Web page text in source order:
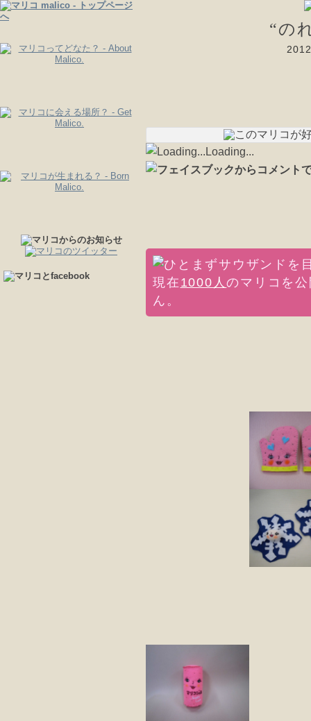
“の
Loading...
現在 1000人のマリコを
ん。